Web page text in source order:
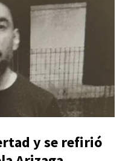
y se refirió